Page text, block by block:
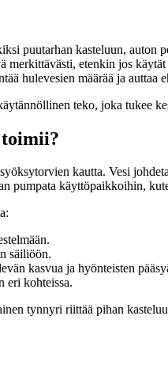
puutarhan kasteluun, auton
merkittävästi, etenkin jos
hulevesien määrää ja
teko, joka tukee
kautta. Vesi
pumpata käyttöpaikkoihin,
säiliöön.
kasvua ja hyönteisten
eri kohteissa.
tynnyri riittää pihan